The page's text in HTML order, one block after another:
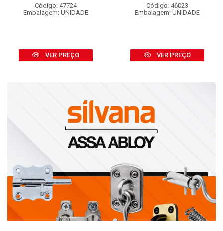
Código: 47724
Embalagem: UNIDADE
VER PREÇO
Código: 46023
Embalagem: UNIDADE
VER PREÇO